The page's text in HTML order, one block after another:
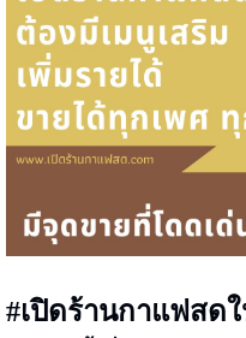
#เปิดร้านกาแฟสดใ